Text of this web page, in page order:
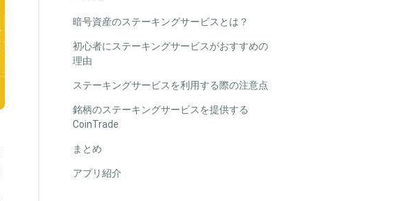
暗号資産のステーキングサービスとは？
初心者にステーキングサービスがおすすめの
理由
ステーキングサービスを利用する際の注意点
銘柄のステーキングサービスを提供する
CoinTrade
まとめ
アプリ紹介